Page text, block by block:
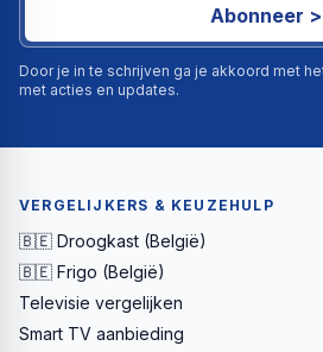
Abonneer >
Door je in te schrijven ga je akkoord met
met acties en updates.
VERGELIJKERS & KEUZEHULP
🇧🇪 Droogkast (België)
🇧🇪 Frigo (België)
Televisie vergelijken
Smart TV aanbieding